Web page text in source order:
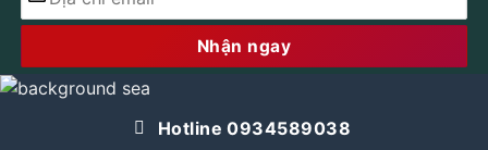
Alternative:
Hotline 0934589038